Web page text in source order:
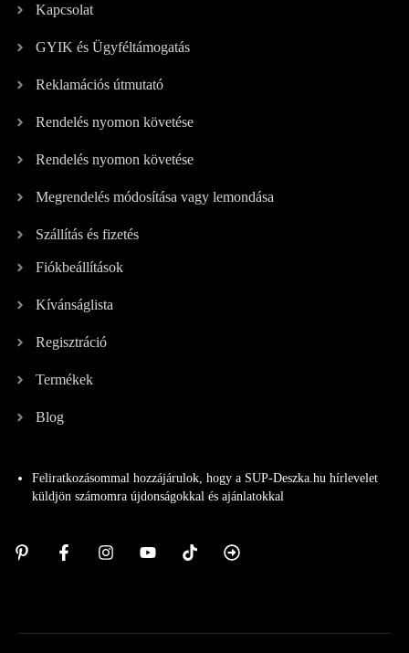
Kapcsolat
GYIK és Ügyféltámogatás
Reklamációs útmutató
Rendelés nyomon követése
Rendelés nyomon követése
Megrendelés módosítása vagy lemondása
Szállítás és fizetés
Fiókbeállítások
Kívánságlista
Regisztráció
Termékek
Blog
Feliratkozásommal hozzájárulok, hogy a SUP-Deszka.hu hírlevelet
küldjön számomra újdonságokkal és ajánlatokkal